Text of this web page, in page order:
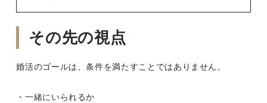
その先の視点
婚活のゴールは、条件を満たすことではありません。
・一緒にいられるか